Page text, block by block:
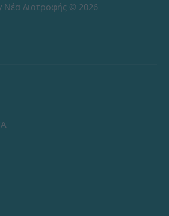
Νέα Διατροφής © 2026